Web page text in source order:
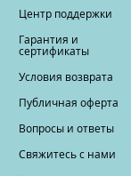
Центр поддержки
Гарантия и
сертификаты
Условия возврата
Публичная оферта
Вопросы и ответы
Свяжитесь с нами